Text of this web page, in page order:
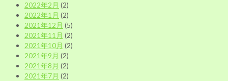
2022年2月 (2)
2022年1月 (2)
2021年12月 (5)
2021年11月 (2)
2021年10月 (2)
2021年9月 (2)
2021年8月 (2)
2021年7月 (2)